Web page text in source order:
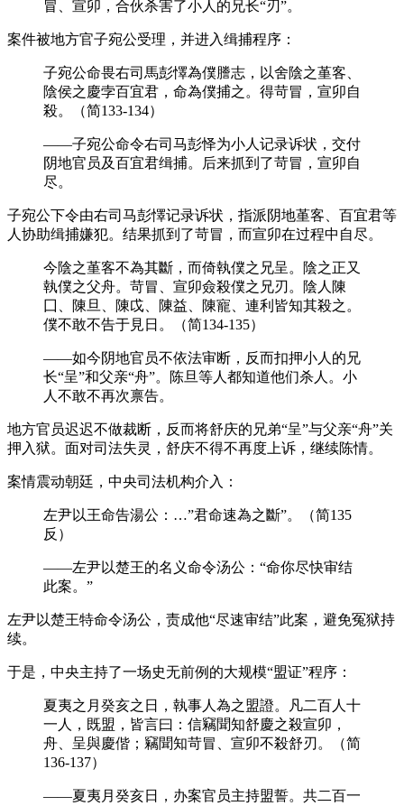
冒、宣卯，合伙杀害了小人的兄长“刃”。
案件被地方官子宛公受理，并进入缉捕程序：
子宛公命畏右司馬彭懌為僕謄志，以舍陰之堇客、
陰侯之慶孛百宜君，命為僕捕之。得苛冒，宣卯自
殺。（简133-134）
——子宛公命令右司马彭怿为小人记录诉状，交付
阴地官员及百宜君缉捕。后来抓到了苛冒，宣卯自
尽。
子宛公下令由右司马彭懌记录诉状，指派阴地堇客、百宜君等
人协助缉捕嫌犯。结果抓到了苛冒，而宣卯在过程中自尽。
今陰之堇客不為其斷，而倚執僕之兄呈。陰之正又
執僕之父舟。苛冒、宣卯僉殺僕之兄刃。陰人陳
囗、陳旦、陳戉、陳益、陳寵、連利皆知其殺之。
僕不敢不告于見日。（简134-135）
——如今阴地官员不依法审断，反而扣押小人的兄
长“呈”和父亲“舟”。陈旦等人都知道他们杀人。小
人不敢不再次禀告。
地方官员迟迟不做裁断，反而将舒庆的兄弟“呈”与父亲“舟”关
押入狱。面对司法失灵，舒庆不得不再度上诉，继续陈情。
案情震动朝廷，中央司法机构介入：
左尹以王命告湯公：…”君命速為之斷”。（简135
反）
——左尹以楚王的名义命令汤公：“命你尽快审结
此案。”
左尹以楚王特命令汤公，责成他“尽速审结”此案，避免冤狱持
续。
于是，中央主持了一场史无前例的大规模“盟证”程序：
夏夷之月癸亥之日，執事人為之盟證。凡二百人十
一人，既盟，皆言曰：信竊聞知舒慶之殺宣卯，
舟、呈與慶偕；竊聞知苛冒、宣卯不殺舒刃。（简
136-137）
——夏夷月癸亥日，办案官员主持盟誓。共二百一